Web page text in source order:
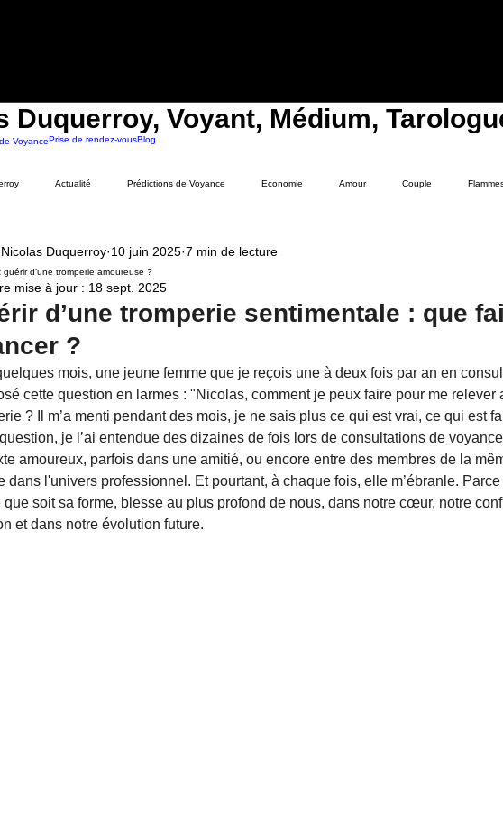
Duquerroy, Voyant, Médium,
VoyancePrise de rendez-vousBlog
Actualité Prédictions de Voyance Economie Amour Couple
Voyance Politique Voyance par téléphone Famille
protection universelle rituel de magie
envoûtement énergies négatives magie noire Horoscope
guérir d’une tromperie amoureuse ?
Nicolas Duquerroy 10 juin 2025 7 min de lecture
mise à jour : 18 sept. 2025
d’une tromperie sentimentale : que
?
mois, une jeune femme que je reçois une à deux fois par an en
cette question en larmes : "Nicolas, comment je peux faire pour me relever
? Il m’a menti pendant des mois, je ne sais plus ce qui est vrai, ce qui est
je l’ai entendue des dizaines de fois lors de consultations de
amoureux, parfois dans une amitié, ou encore entre des membres de la
dans l'univers professionnel. Et pourtant, à chaque fois, elle m’ébranle.
que soit sa forme, blesse au plus profond de nous, dans notre cœur, notre
et dans notre évolution future.